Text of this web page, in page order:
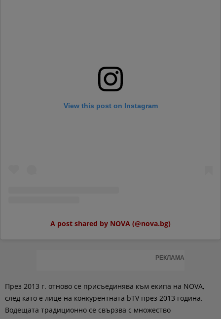
View this post on Instagram
A post shared by NOVA (@nova.bg)
РЕКЛАМА
През 2013 г. отново се присъединява към екипа на NOVA,
след като е лице на конкурентната bTV през 2013 година.
Водещата традиционно се свързва с множество